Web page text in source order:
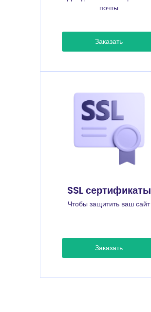
почты
Заказать
SSL сертификаты
Чтобы защитить ваш сайт
Заказать